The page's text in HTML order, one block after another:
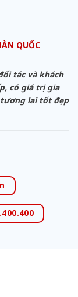
QUỐC
tác và khách
có giá trị gia
lai tốt đẹp